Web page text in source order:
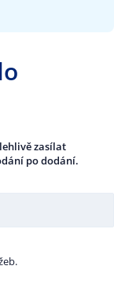
zasílat
po dodání.